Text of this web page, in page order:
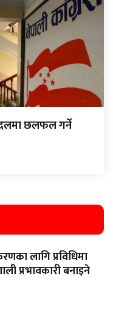
छलफल गर्ने
लागि प्रविधिमा
प्रभावकारी बनाइने